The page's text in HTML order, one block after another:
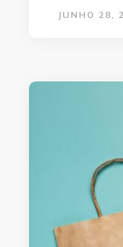
JUNHO 28,